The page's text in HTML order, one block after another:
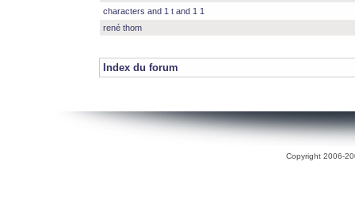
characters and 1 t and 1 1
rené thom
Index du forum
Copyright 2006-